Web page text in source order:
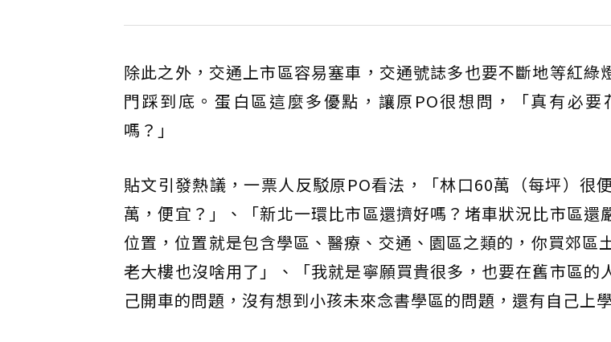
除此之外，交通上市區容易塞車，交通號誌多也要不斷地等紅綠
門踩到底。蛋白區這麼多優點，讓原PO很想問，「真有必
嗎？」
貼文引發熱議，一票人反駁原PO看法，「林口60萬（每坪）很
萬，便宜？」、「新北一環比市區還擠好嗎？堵車狀況比市區還
位置，位置就是包含學區、醫療、交通、園區之類的，你買郊區
老大樓也沒啥用了」、「我就是寧願買貴很多，也要在舊市區的
己開車的問題，沒有想到小孩未來念書學區的問題，還有自己上